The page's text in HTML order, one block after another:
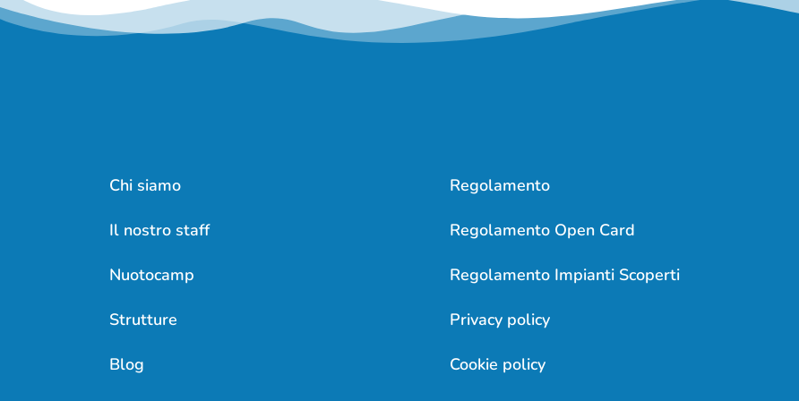
Chi siamo
Il nostro staff
Nuotocamp
Strutture
Blog
Regolamento
Regolamento Open Card
Regolamento Impianti Scoperti
Privacy policy
Cookie policy